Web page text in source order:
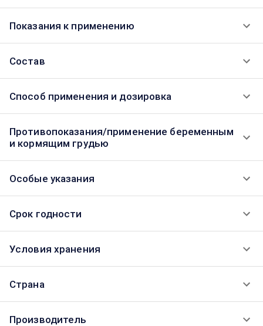
Показания к применению
Состав
Способ применения и дозировка
Противопоказания/применение беременным
и кормящим грудью
Особые указания
Срок годности
Условия хранения
Страна
Производитель